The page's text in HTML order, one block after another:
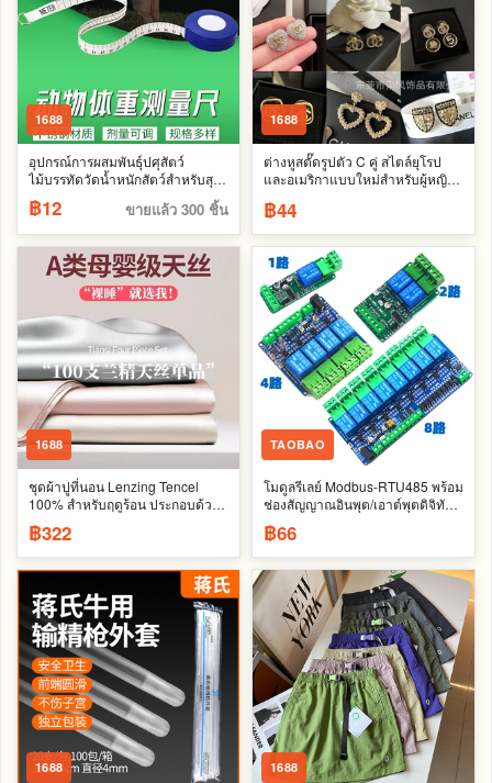
1688
อุปกรณ์การผสมพันธุ์ปศุสัตว์
ไม้บรรทัดวัดน้ำหนักสัตว์สำหรับสุกร
และโค ไม้บรรทัดวัดรอบอกและน้ำ
หนักสำหรับโคและสุกร คอกและ
ไม้บรรทัดสำหรับทำเครื่องหมายการ
ผสมพันธุ์
฿12 ขายแล้ว 300 ชิ้น
1688
ต่างหูสตั๊ดรูปตัว C คู่ สไตล์ยุโรป
และอเมริกาแบบใหม่สำหรับผู้หญิง
สูง ต่างหูคลาสสิกที่ใช้งานได้หลาก
หลาย พร้อมสัมผัสแห่งความหรูหรา
฿44
1688
ชุดผ้าปูที่นอน Lenzing Tencel
100% สำหรับฤดูร้อน ประกอบด้วย
ผ้าปูที่นอน 3 ชิ้น ปลอกผ้านวมไหม
นุ่มลื่น ปลอกหมอน (ชุด 3 ชิ้น)
฿322
TAOBAO
โมดูลรีเลย์ Modbus-RTU485 พร้อม
ช่องสัญญาณอินพุต/เอาต์พุตดิจิทัล
5V/12V 1/2/4/8 ช่อง และ
RS485TTL
฿66
1688 1688